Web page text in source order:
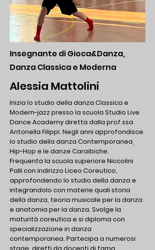
Insegnante di Gioca&Danza,
Danza Classica e Moderna
Alessia Mattolini
Inizia lo studio della danza Classica e
Modern-jazz presso la scuola Studio Live
Dance Academy diretta dalla prof.ssa
Antonella Filippi. Negli anni approfondisce
lo studio della danza Contemporanea,
Hip-Hop e le danze Caraibiche.
Frequenta la scuola superiore Niccolini
Palli con indirizzo Liceo Coreutico,
approfondendo lo studio della danza e
integrandolo con materie quali storia
della danza, teoria musicale per la danza
e anatomia per la danza. Svolge la
maturità coreutica e si diploma con
specializzazione in danza
contemporanea. Partecipa a numerosi